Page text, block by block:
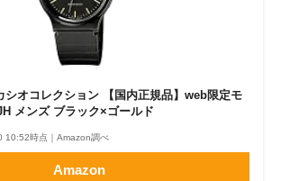
シオコレクション 【国内正規品】web限定モ
メンズ ブラック×ゴールド
10:52時点｜Amazon調べ
Amazon